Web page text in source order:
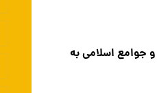
جوامع اسلامی به